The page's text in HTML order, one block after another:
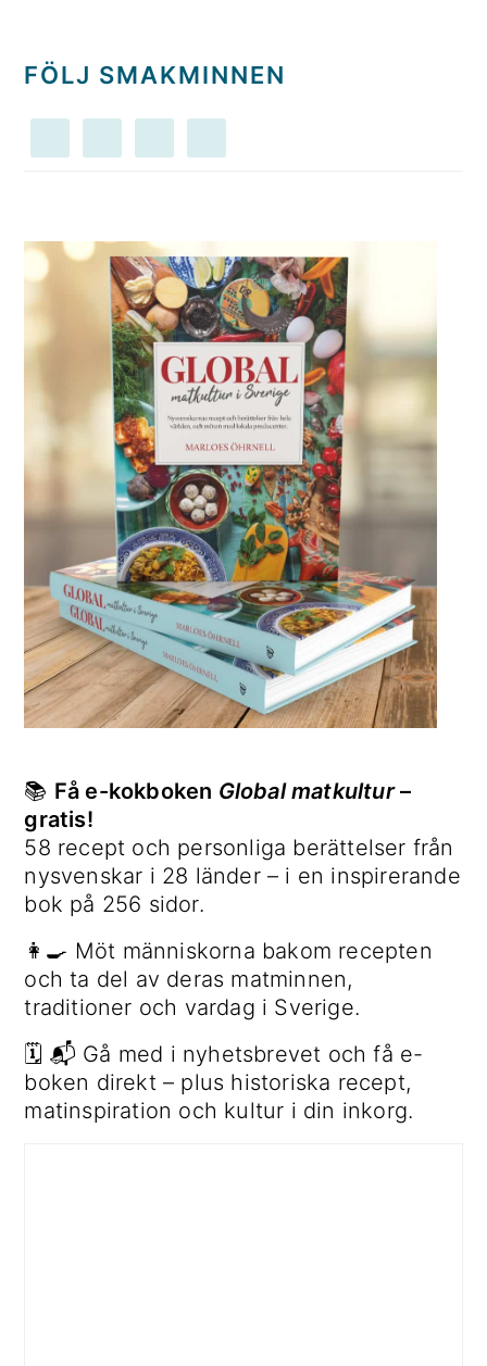
FÖLJ SMAKMINNEN
📚 Få e-kokboken Global matkultur–
gratis!
58 recept och personliga berättelser från
nysvenskar i 28 länder – i en inspirerande
bok på 256 sidor.
👩‍🍳 Möt människorna bakom recepten
och ta del av deras matminnen,
traditioner och vardag i Sverige.
🗓 📬 Gå med i nyhetsbrevet och få e-
boken direkt – plus historiska recept,
matinspiration och kultur i din inkorg.